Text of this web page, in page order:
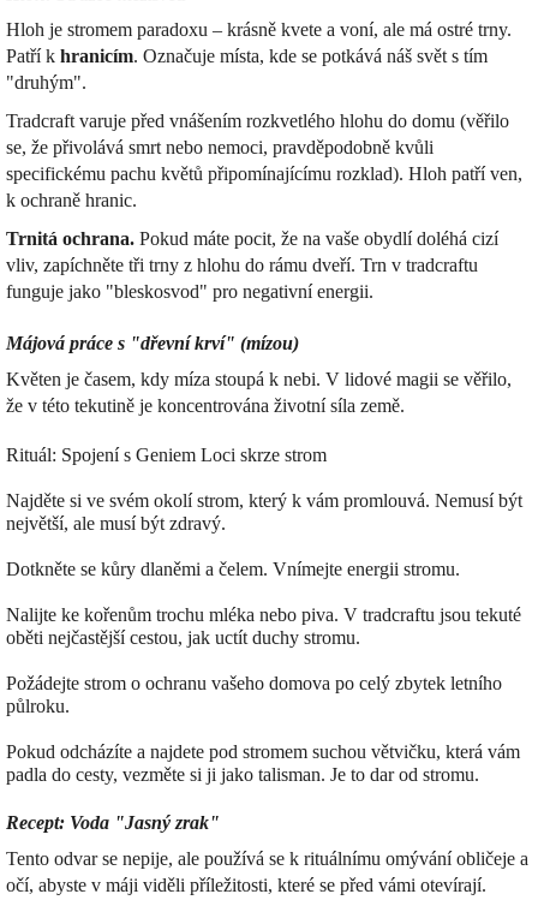
Hloh je stromem paradoxu – krásně kvete a voní, ale má ostré trny.
Patří k hranicím. Označuje místa, kde se potkává náš svět s tím
"druhým".
Tradcraft varuje před vnášením rozkvetlého hlohu do domu (věřilo
se, že přivolává smrt nebo nemoci, pravděpodobně kvůli
specifickému pachu květů připomínajícímu rozklad). Hloh patří ven,
k ochraně hranic.
Trnitá ochrana. Pokud máte pocit, že na vaše obydlí doléhá cizí
vliv, zapíchněte tři trny z hlohu do rámu dveří. Trn v tradcraftu
funguje jako "bleskosvod" pro negativní energii.
Májová práce s "dřevní krví" (mízou)
Květen je časem, kdy míza stoupá k nebi. V lidové magii se věřilo,
že v této tekutině je koncentrována životní síla země.
Rituál: Spojení s Geniem Loci skrze strom
Najděte si ve svém okolí strom, který k vám promlouvá. Nemusí být
největší, ale musí být zdravý.
Dotkněte se kůry dlaněmi a čelem. Vnímejte energii stromu.
Nalijte ke kořenům trochu mléka nebo piva. V tradcraftu jsou tekuté
oběti nejčastější cestou, jak uctít duchy stromu.
Požádejte strom o ochranu vašeho domova po celý zbytek letního
půlroku.
Pokud odcházíte a najdete pod stromem suchou větvičku, která vám
padla do cesty, vezměte si ji jako talisman. Je to dar od stromu.
Recept: Voda "Jasný zrak"
Tento odvar se nepije, ale používá se k rituálnímu omývání obličeje a
očí, abyste v máji viděli příležitosti, které se před vámi otevírají.